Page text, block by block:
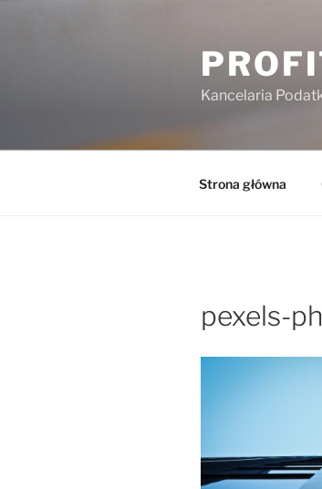
Kancelaria
Strona główna
pexels-